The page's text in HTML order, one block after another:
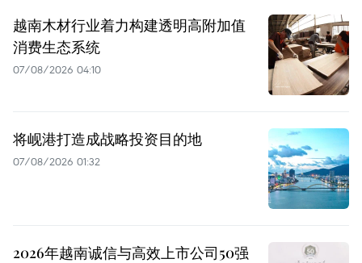
越南木材行业着力构建透明高附加值
消费生态系统
07/08/2026 04:10
将岘港打造成战略投资目的地
07/08/2026 01:32
2026年越南诚信与高效上市公司50强